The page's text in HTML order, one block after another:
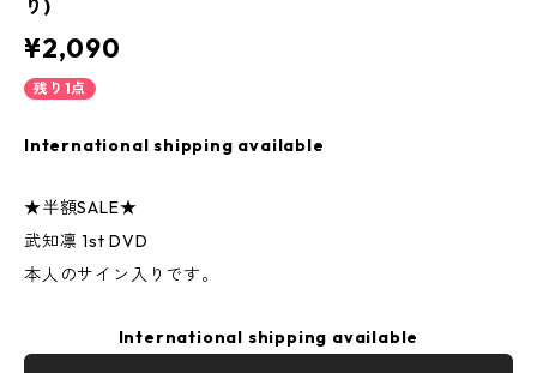
り)
¥2,090
残り1点
International shipping available
★半額SALE★
武知凛 1st DVD
本人のサイン入りです。
International shipping available